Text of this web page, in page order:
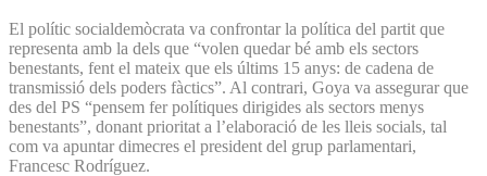
El polític socialdemòcrata va confrontar la política del partit que
representa amb la dels que “volen quedar bé amb els sectors
benestants, fent el mateix que els últims 15 anys: de cadena de
transmissió dels poders fàctics”. Al contrari, Goya va assegurar que
des del PS “pensem fer polítiques dirigides als sectors menys
benestants”, donant prioritat a l’elaboració de les lleis socials, tal
com va apuntar dimecres el president del grup parlamentari,
Francesc Rodríguez.